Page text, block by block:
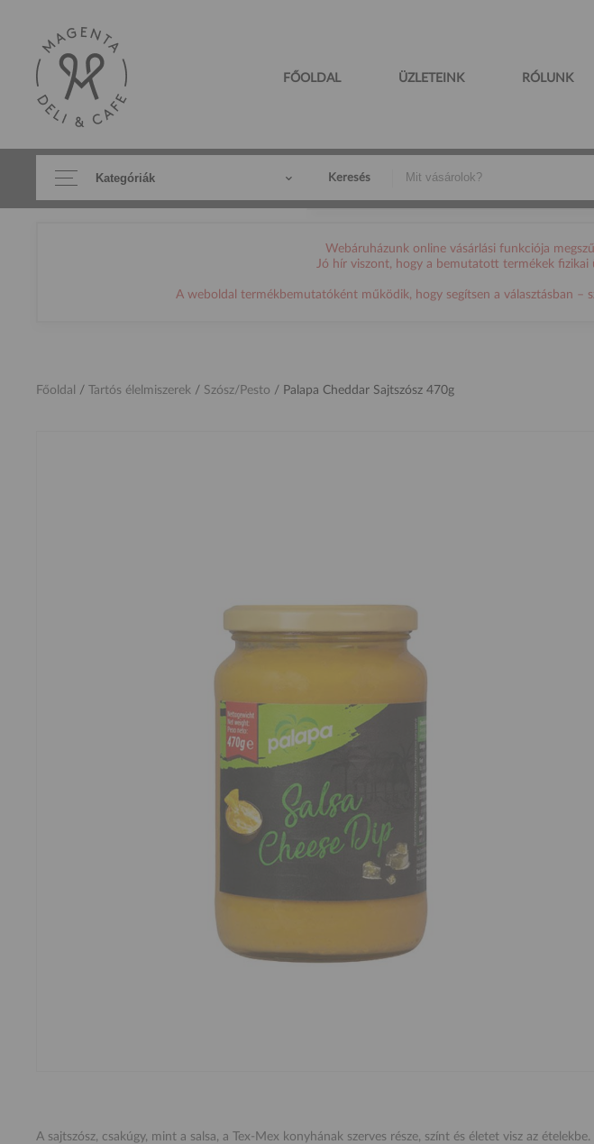
FŐOLDAL ÜZLETEINK RÓLUNK
Kategóriák Keresés
Webáruházunk online vásárlási funkciója
Jó hír viszont, hogy a bemutatott termékek
A weboldal termékbemutatóként működik, hogy segítsen a választásban –
Főoldal / Tartós élelmiszerek / Szósz/Pesto / Palapa Cheddar Sajtszósz 470g
A sajtszósz, csakúgy, mint a salsa, a Tex-Mex konyhának szerves része, színt és életet visz az ételekbe.